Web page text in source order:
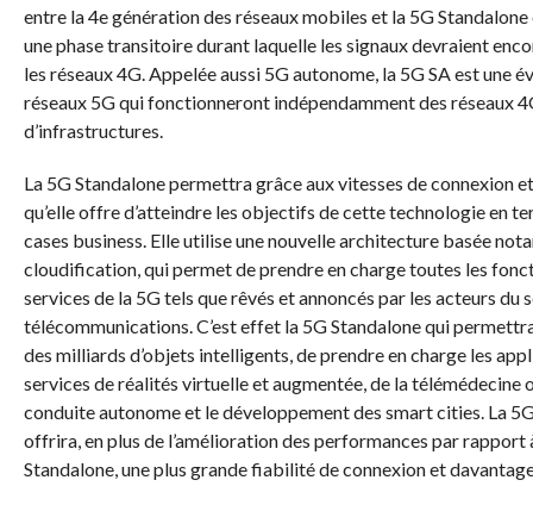
entre la 4e génération des réseaux mobiles et la 5GStandalone
une phase transitoire durant laquelle les signaux devraient
les réseaux 4G.Appelée aussi 5G autonome, la 5GSA est une
réseaux 5Gqui fonctionneront indépendamment des réseaux
d’infrastructures.
La 5GStandalonepermettra grâce aux vitesses de connexion
qu’elle offre d’atteindre les objectifs de cette technologie en
cases business.Elle utilise une nouvelle architecture basée
cloudification, qui permet de prendre en charge toutes les
services de la 5Gtels que rêvés et annoncés par les acteurs du
télécommunications.C’est effet la 5GStandalone qui
des milliards d’objets intelligents, de prendre en charge les
services de réalités virtuelleetaugmentée, de la télémédecine
conduite autonome et le développement des smartcities.La
offrira, en plus de l’amélioration des performances par rapport
Standalone, une plus grande fiabilité de connexion et